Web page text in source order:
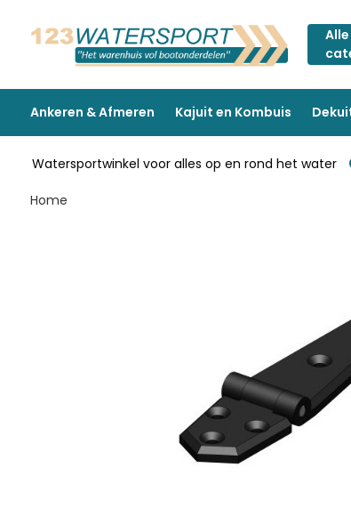
Alle
Ankeren & Afmeren Kajuit en Kombuis
Watersportwinkel voor alles op en rond het water
Home